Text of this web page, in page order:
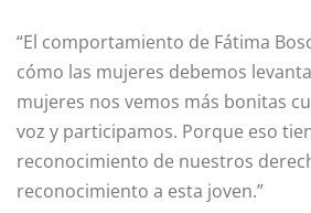
“El comportamiento de Fátima
cómo las mujeres debemos
mujeres nos vemos más bonitas
voz y participamos. Porque eso
reconocimiento de nuestros
reconocimiento a esta joven.”